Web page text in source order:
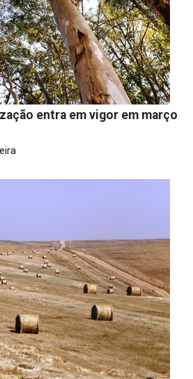
entra em vigor em março